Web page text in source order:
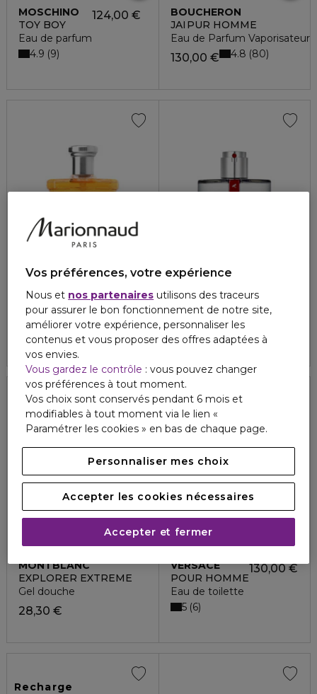
MOSCHINO
TOY BOY
Eau de parfum
124,00 €
4.9 9
BOUCHERON
JAÏPUR HOMME
Eau de Parfum Vaporisateur
130,00 € 4.8 80
RALPH LAUREN
SAFARI MEN
Eau de toilette
109,50 € 4.6 7
PRADA
LUNA ROSSA CARBON
Eau de toilette
171,00 € 4.9
MONTBLANC
EXPLORER EXTREME
Gel douche
28,30 €
VERSACE
POUR HOMME
Eau de toilette
130,00 €
5 6
Recharge
Vos préférences, votre expérience
Nous et nos partenaires utilisons des traceurs
pour assurer le bon fonctionnement de notre site,
améliorer votre expérience, personnaliser les
contenus et vous proposer des offres adaptées à
vos envies.
Vous gardez le contrôle : vous pouvez changer
vos préférences à tout moment.
Vos choix sont conservés pendant 6 mois et
modifiables à tout moment via le lien «
Paramétrer les cookies » en bas de chaque page.
Personnaliser mes choix
Accepter les cookies nécessaires
Accepter et fermer